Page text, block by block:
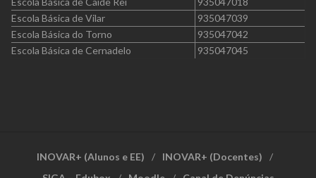
Escola Básica de Vilar
935047039
Escola Básica do Torno
935047042
Escola Básica de Cernadelo
935047045
INOVAR+ (Alunos e EE)
INOVAR+ (Docentes)